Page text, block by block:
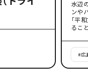
水辺
ンや
「平
るこ
#広